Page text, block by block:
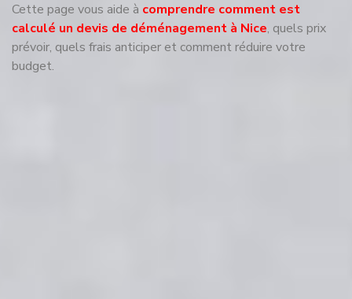
Cette page vous aide à comprendre comment est
calculé un devis de déménagement à Nice, quels prix
prévoir, quels frais anticiper et comment réduire votre
budget.